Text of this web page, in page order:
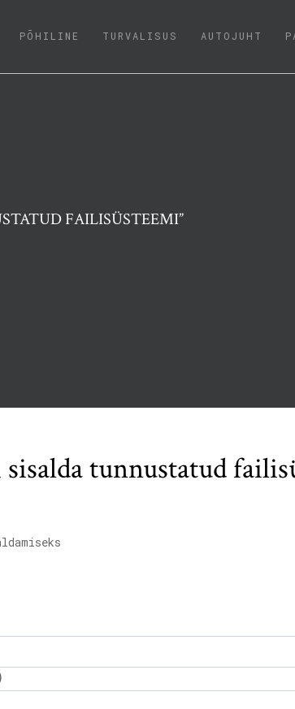
PÕHILINE (CURRENT)
TURVALISUS AUTOJUHT
FAILISÜSTEEMI”
sisalda tunnustatud